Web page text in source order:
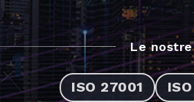
Le
ISO 27001